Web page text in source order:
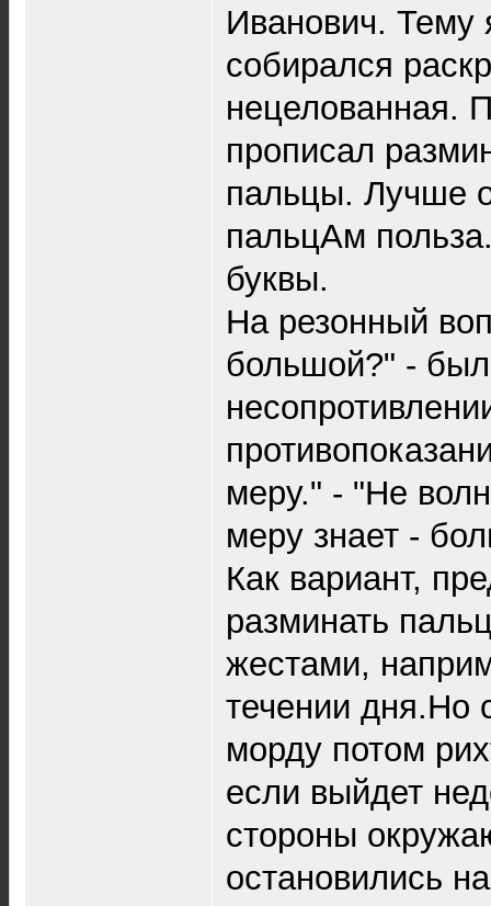
Иванович. Тему
собирался
нецелованная.
прописал
пальцы. Лучше
пальцАм
буквы.
На резонный
большой?" -
меру." - "Не
меру знает -
Как вариант,
разминать
жестами,
течении дня.Но
морду потом
если выйдет
стороны
остановились